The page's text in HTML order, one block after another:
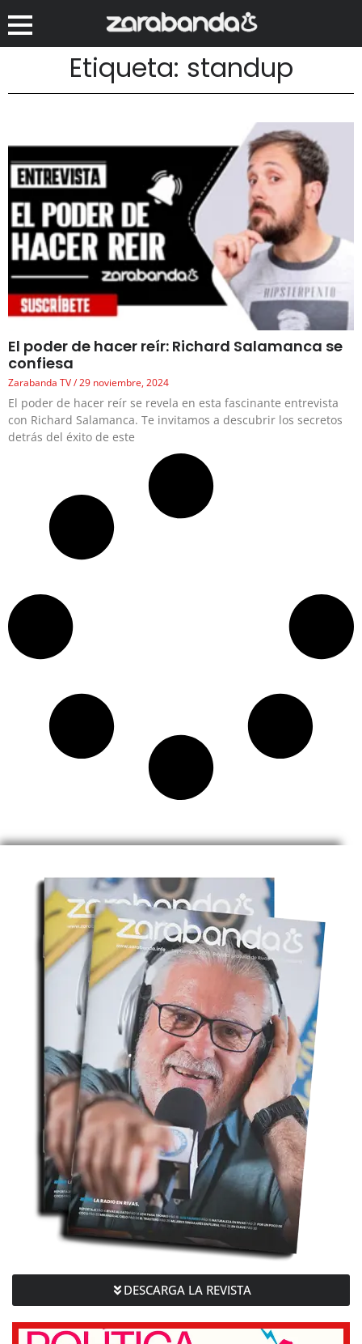
Etiqueta: standup
El poder de hacer reír: Richard Salamanca se
confiesa
Zarabanda TV 29 noviembre, 2024
El poder de hacer reír se revela en esta fascinante entrevista
con Richard Salamanca. Te invitamos a descubrir los secretos
detrás del éxito de este
DESCARGA LA REVISTA